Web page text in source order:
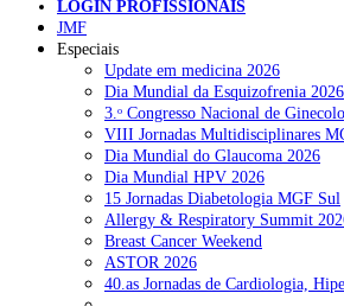
LOGIN PROFISSIONAIS
JMF
Especiais
Update em medicina 2026
Dia Mundial da Esquizofrenia 2026
3.ᵒ Congresso Nacional de
VIII Jornadas Multidisciplinares
Dia Mundial do Glaucoma 2026
Dia Mundial HPV 2026
15 Jornadas Diabetologia MGF Sul
Allergy & Respiratory Summit
Breast Cancer Weekend
ASTOR 2026
40.as Jornadas de Cardiologia,